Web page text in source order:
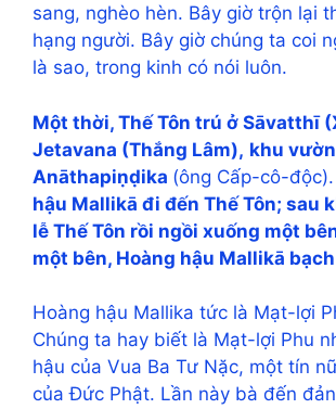
sang, nghèo hèn. Bây giờ trộn lại
hạng người. Bây giờ chúng ta coi
là sao, trong kinh có nói luôn.
Một thời, Thế Tôn trú ở Sāvatthī
Jetavana (Thắng Lâm), khu
Anāthapiṇḍika (ông Cấp-cô-độc).
hậu Mallikā đi đến Thế Tôn; sau
lễ Thế Tôn rồi ngồi xuống một
một bên, Hoàng hậu Mallikā
Hoàng hậu Mallika tức là Mạt-lợi
Chúng ta hay biết là Mạt-lợi Phu
hậu của Vua Ba Tư Nặc, một tín
của Đức Phật. Lần này bà đến